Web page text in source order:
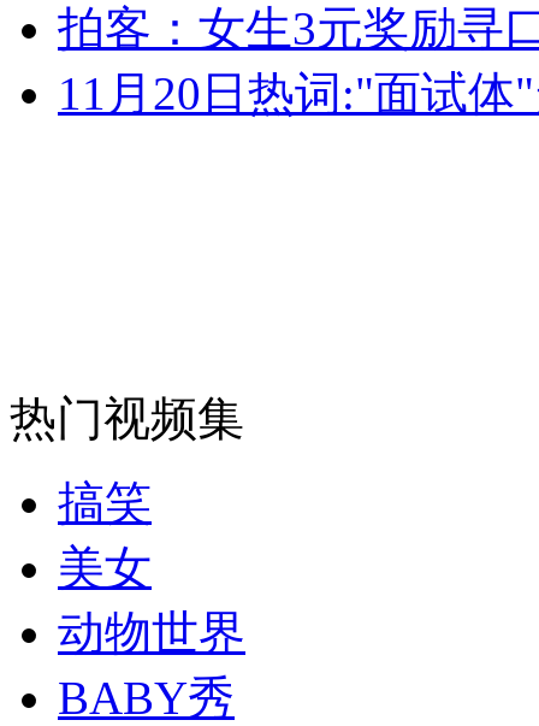
外交部：反对强权政治霸凌主义
走！跟着总书记去植树
消防员救轻生者
纽约上演“枕头大战”
司机酒驾遇交警 急速倒车逃窜
拍客：女生3元奖励寻
11月20日热词:"面试体
热门视频集
搞笑
美女
动物世界
BABY秀